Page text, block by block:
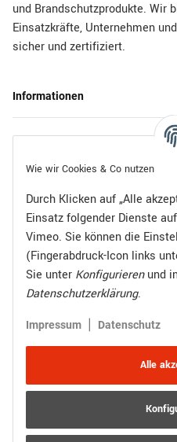
Alle
Wie wir Cookies & Co nutzen
Durch Klicken auf „Alle
Einsatz folgender Dienste
Vimeo. Sie können die
(Fingerabdruck-Icon links
Sie unter Konfigurierenund
Datenschutzerklärung.
Impressum Datenschutz
und Brandschutzprodukte. Wir
Einsatzkräfte, Unternehmen
sicher und zertifiziert.
Informationen
Gesetzliche Informationen
Bezahlen Sie bequem per:
Zugestellt durch:
Vertrag
* Alle Preise inkl. gesetzlicher USt., zzgl.